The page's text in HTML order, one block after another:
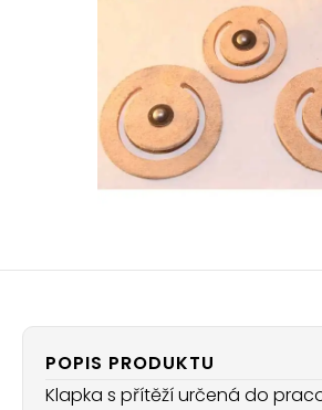
POPIS PRODUKTU
Klapka s přítěží určená do